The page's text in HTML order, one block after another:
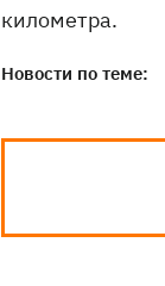
километра.
Новости по теме: